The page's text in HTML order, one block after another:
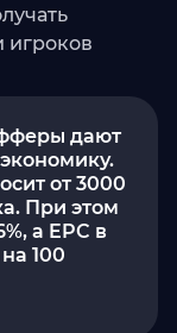
игроков
дают
от 3000
При этом
а EPC в
100